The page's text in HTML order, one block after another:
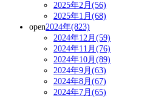
2025年2月(56)
2025年1月(68)
open2024年(823)
2024年12月(59)
2024年11月(76)
2024年10月(89)
2024年9月(63)
2024年8月(67)
2024年7月(65)